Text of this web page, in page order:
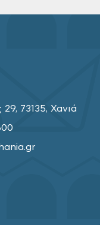
29, 73135, Χανιά